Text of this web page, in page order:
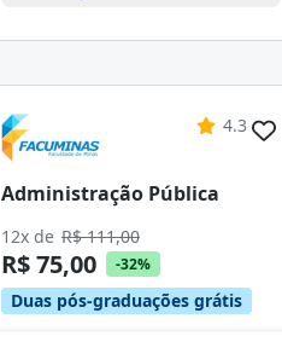
4.3
Administração Pública
12x de R$ 111,00
R$ 75,00 -32%
Duas pós-graduações grátis